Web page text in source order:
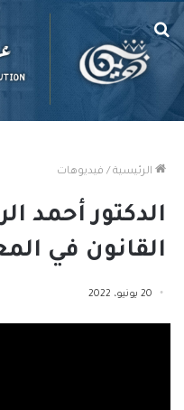
بحث
عن
الرئيسية / فيديوهات
الدكتور أحمد
القانون في
20 يونيو، 2022